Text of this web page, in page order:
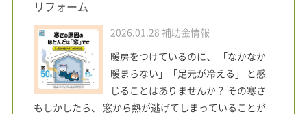
リフォーム
2026.01.28 補助金情報
暖房をつけているのに、 「なかなか
暖まらない」「足元が冷える」 と感
じることはありませんか？ その寒さ
もしかしたら、 窓から熱が逃げてしまっていることが